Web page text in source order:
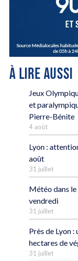
À LIRE AUSSI
Jeux
et
Pierre-Bénite
4 août
Lyon :
août
31 juillet
Météo dans le
vendredi
31 juillet
Près de Lyon
hectares de
31 juillet